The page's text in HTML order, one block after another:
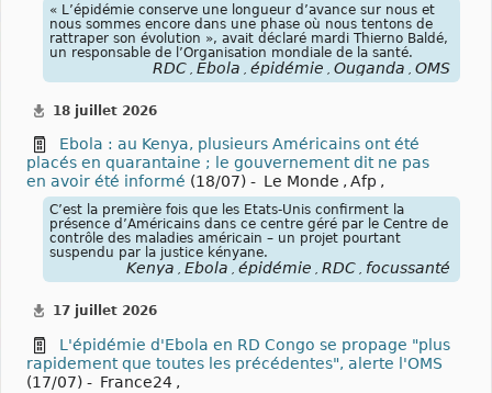
« L’épidémie conserve une longueur d’avance sur nous et
nous sommes encore dans une phase où nous tentons de
rattraper son évolution », avait déclaré mardi Thierno Baldé,
un responsable de l’Organisation mondiale de la santé.
RDC Ebola épidémie Ouganda OMS
18 juillet 2026
Ebola : au Kenya, plusieurs Américains ont été
placés en quarantaine ; le gouvernement dit ne pas
en avoir été informé (18/07) - Le Monde , Afp ,
C’est la première fois que les Etats-Unis confirment la
présence d’Américains dans ce centre géré par le Centre de
contrôle des maladies américain – un projet pourtant
suspendu par la justice kényane.
Kenya , Ebola , épidémie , RDC , focussanté
17 juillet 2026
L'épidémie d'Ebola en RD Congo se propage "plus
rapidement que toutes les précédentes", alerte l'OMS
(17/07) - France24 ,